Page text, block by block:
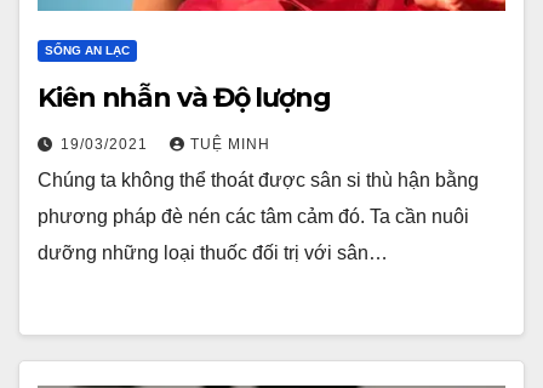
SỐNG AN LẠC
Kiên nhẫn và Độ lượng
19/03/2021 TUỆ MINH
Chúng ta không thể thoát được sân si thù hận bằng
phương pháp đè nén các tâm cảm đó. Ta cần nuôi
dưỡng những loại thuốc đối trị với sân…